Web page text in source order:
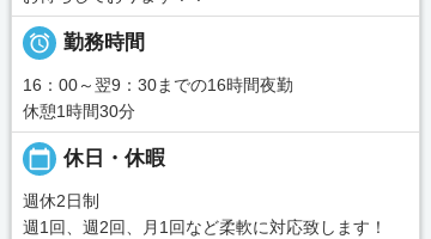
 勤務時間
16：00～翌9：30までの16時間夜勤
休憩1時間30分
calendar_today 休日・休暇
週休2日制
週1回、週2回、月1回など柔軟に対応致します！